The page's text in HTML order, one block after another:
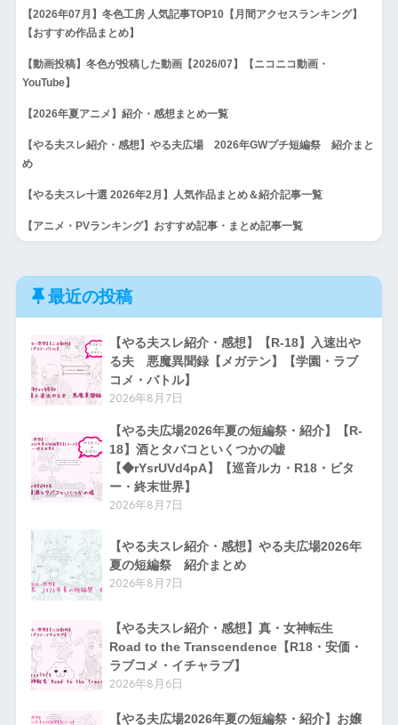
【2026年07月】冬色工房 人気記事TOP10【月間アクセスランキング】
【おすすめ作品まとめ】
【動画投稿】冬色が投稿した動画【2026/07】【ニコニコ動画・
YouTube】
【2026年夏アニメ】紹介・感想まとめ一覧
【やる夫スレ紹介・感想】やる夫広場 2026年GWプチ短編祭 紹介まと
め
【やる夫スレ十選 2026年2月】人気作品まとめ＆紹介記事一覧
【アニメ・PVランキング】おすすめ記事・まとめ記事一覧
最近の投稿
【やる夫スレ紹介・感想】【R-18】入速出や
る夫 悪魔異聞録【メガテン】【学園・ラブ
コメ・バトル】
2026年8月7日
【やる夫広場2026年夏の短編祭・紹介】【R-
18】酒とタバコといくつかの嘘
【◆rYsrUVd4pA】【巡音ルカ・R18・ビタ
ー・終末世界】
2026年8月7日
【やる夫スレ紹介・感想】やる夫広場2026年
夏の短編祭 紹介まとめ
2026年8月7日
【やる夫スレ紹介・感想】真・女神転生
Road to the Transcendence【R18・安価・
ラブコメ・イチャラブ】
2026年8月6日
【やる夫広場2026年夏の短編祭・紹介】お嬢